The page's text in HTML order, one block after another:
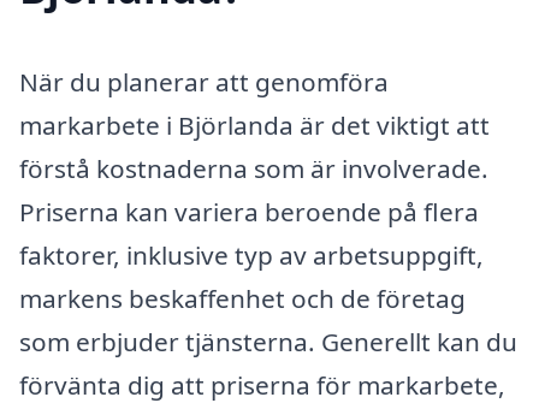
När du planerar att genomföra
markarbete i Björlanda är det viktigt att
förstå kostnaderna som är involverade.
Priserna kan variera beroende på flera
faktorer, inklusive typ av arbetsuppgift,
markens beskaffenhet och de företag
som erbjuder tjänsterna. Generellt kan du
förvänta dig att priserna för markarbete,